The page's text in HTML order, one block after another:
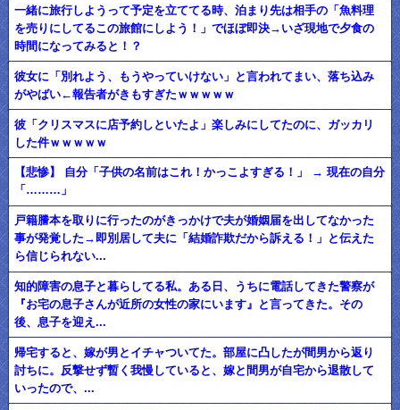
一緒に旅行しようって予定を立ててる時、泊まり先は相手の「魚料理
を売りにしてるこの旅館にしよう！」でほぼ即決→いざ現地で夕食の
時間になってみると！？
彼女に「別れよう、もうやっていけない」と言われてまい、落ち込み
がやばい←報告者がきもすぎたｗｗｗｗｗ
彼「クリスマスに店予約しといたよ」楽しみにしてたのに、ガッカリ
した件ｗｗｗｗｗ
【悲惨】 自分「子供の名前はこれ！かっこよすぎる！」 → 現在の自分
「………」
戸籍謄本を取りに行ったのがきっかけで夫が婚姻届を出してなかった
事が発覚した→即別居して夫に「結婚詐欺だから訴える！」と伝えた
ら信じられない...
知的障害の息子と暮らしてる私。ある日、うちに電話してきた警察が
『お宅の息子さんが近所の女性の家にいます』と言ってきた。その
後、息子を迎え...
帰宅すると、嫁が男とイチャついてた。部屋に凸したが間男から返り
討ちに。反撃せず暫く我慢していると、嫁と間男が自宅から退散して
いったので、...